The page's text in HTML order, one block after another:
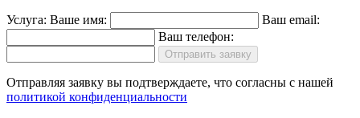
Услуга: Ваше имя:
Ваш email:
Ваш телефон:
Отправить заявку
Отправляя заявку вы подтверждаете, что согласны с нашей
политикой конфиденциальности